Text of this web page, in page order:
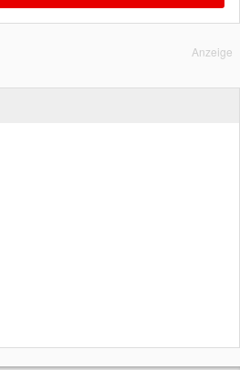
Anzeige